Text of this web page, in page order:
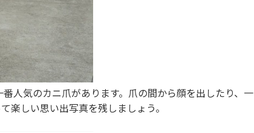
人気のカニ爪があります。爪の間から顔を出したり、一
楽しい思い出写真を残しましょう。